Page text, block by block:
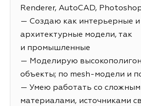
Renderer, AutoCAD,
— Создаю как интерьерные и
архитектурные модели, так
и промышленные
— Моделирую
объекты; по mesh-модели и
— Умею работать со
материалами, источниками